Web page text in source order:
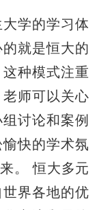
学的学习体
就是恒大的
种模式注重
师可以关心
讨论和案例
快的学术氛
。 恒大多元
界各地的优